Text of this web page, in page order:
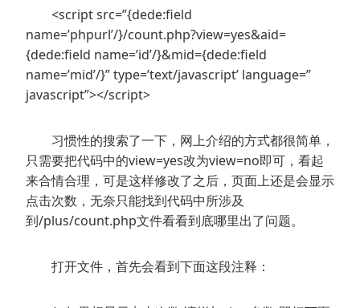
<script src=”{dede:field
name=’phpurl’/}/count.php?view=yes&aid=
{dede:field name=’id’/}&mid={dede:field
name=’mid’/}” type=’text/javascript’ language=”
javascript”></script>
习惯性的搜索了一下，网上介绍的方式都很简单，
只需要把代码中的view=yes改为view=no即可，看起
来合情合理，可是这样修改了之后，页面上还是会显示
点击次数，无奈只能找到代码中所涉及
到/plus/count.php文件看看到底哪里出了问题。
打开文件，首先会看到下面这段注释：